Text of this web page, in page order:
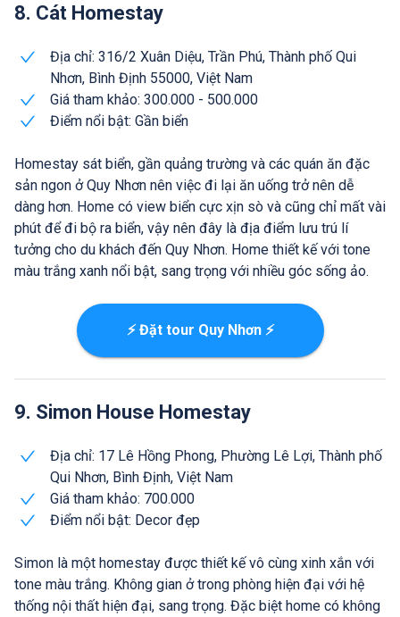
8. Cát Homestay
Địa chỉ: 316/2 Xuân Diệu, Trần Phú, Thành phố Qui
Nhơn, Bình Định 55000, Việt Nam
Giá tham khảo: 300.000 - 500.000
Điểm nổi bật: Gần biển
Homestay sát biển, gần quảng trường và các quán ăn đặc
sản ngon ở Quy Nhơn nên việc đi lại ăn uống trở nên dễ
dàng hơn. Home có view biển cực xịn sò và cũng chỉ mất vài
phút để đi bộ ra biển, vậy nên đây là địa điểm lưu trú lí
tưởng cho du khách đến Quy Nhơn. Home thiết kế với tone
màu trắng xanh nổi bật, sang trọng với nhiều góc sống ảo.
⚡ Đặt tour Quy Nhơn ⚡
9. Simon House Homestay
Địa chỉ: 17 Lê Hồng Phong, Phường Lê Lợi, Thành phố
Qui Nhơn, Bình Định, Việt Nam
Giá tham khảo: 700.000
Điểm nổi bật: Decor đẹp
Simon là một homestay được thiết kế vô cùng xinh xắn với
tone màu trắng. Không gian ở trong phòng hiện đại với hệ
thống nội thất hiện đại, sang trọng. Đặc biệt home có không